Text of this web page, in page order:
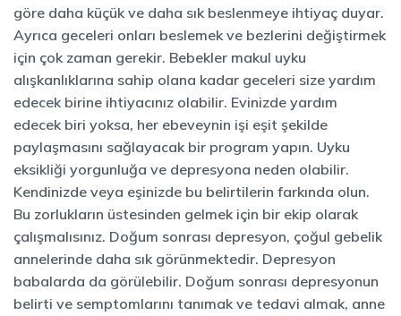
göre daha küçük ve daha sık beslenmeye ihtiyaç duyar.
Ayrıca geceleri onları beslemek ve bezlerini değiştirmek
için çok zaman gerekir. Bebekler makul uyku
alışkanlıklarına sahip olana kadar geceleri size yardım
edecek birine ihtiyacınız olabilir. Evinizde yardım
edecek biri yoksa, her ebeveynin işi eşit şekilde
paylaşmasını sağlayacak bir program yapın. Uyku
eksikliği yorgunluğa ve depresyona neden olabilir.
Kendinizde veya eşinizde bu belirtilerin farkında olun.
Bu zorlukların üstesinden gelmek için bir ekip olarak
çalışmalısınız. Doğum sonrası depresyon, çoğul gebelik
annelerinde daha sık görünmektedir. Depresyon
babalarda da görülebilir. Doğum sonrası depresyonun
belirti ve semptomlarını tanımak ve tedavi almak, anne